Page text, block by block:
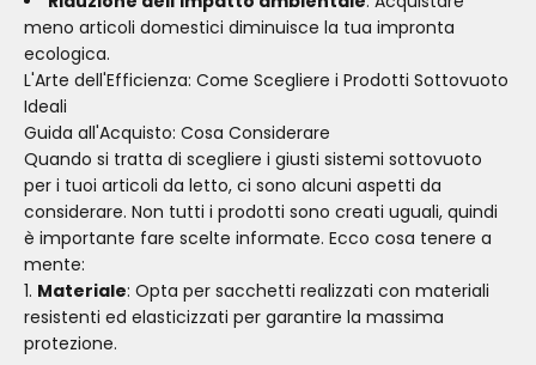
meno articoli domestici diminuisce la tua impronta
ecologica.
L'Arte dell'Efficienza: Come Scegliere i Prodotti Sottovuoto
Ideali
Guida all'Acquisto: Cosa Considerare
Quando si tratta di scegliere i giusti sistemi sottovuoto
per i tuoi articoli da letto, ci sono alcuni aspetti da
considerare. Non tutti i prodotti sono creati uguali, quindi
è importante fare scelte informate. Ecco cosa tenere a
mente:
Materiale: Opta per sacchetti realizzati con materiali
resistenti ed elasticizzati per garantire la massima
protezione.